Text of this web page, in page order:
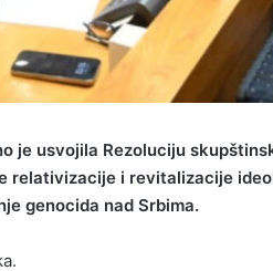
je usvojila Rezoluciju
relativizacije i revitalizacije
genocida nad Srbima.